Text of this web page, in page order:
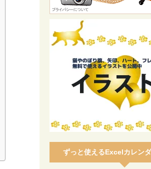
ずっと使えるExcelカレン